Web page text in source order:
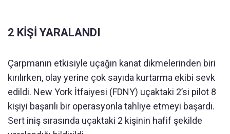
2 KİŞİ YARALANDI
Çarpmanın etkisiyle uçağın kanat dikmelerinden biri
kırılırken, olay yerine çok sayıda kurtarma ekibi sevk
edildi. New York İtfaiyesi (FDNY) uçaktaki 2’si pilot 8
kişiyi başarılı bir operasyonla tahliye etmeyi başardı.
Sert iniş sırasında uçaktaki 2 kişinin hafif şekilde